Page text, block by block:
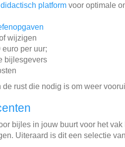
didactisch platform voor optimale
wijzigen
per uur;
bijlesgevers
rust die nodig is om weer
bijles in jouw buurt voor het
Uiteraard is dit een selectie